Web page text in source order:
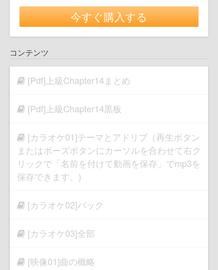
今すぐ購入する
コンテンツ
[Pdf]上級Chapter14まとめ
[Pdf]上級Chapter14黒板
[カラオケ01]テーマとアドリブ（再生ボタン
またはポーズボタンにカーソルを合わせて右ク
リックで「名前を付けて動画を保存」でmp3を
保存できます。)
[カラオケ02]バック
[カラオケ03]全部
[映像01]曲の概略